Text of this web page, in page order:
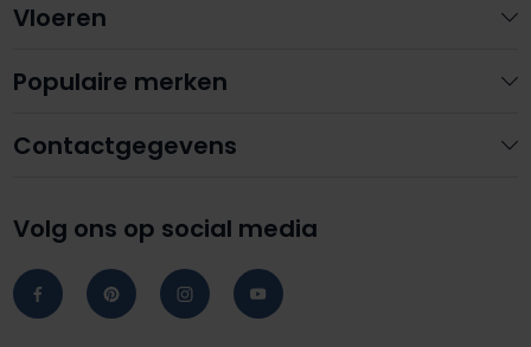
Contactgegevens
Volg ons op social media
Vloeren
Populaire merken